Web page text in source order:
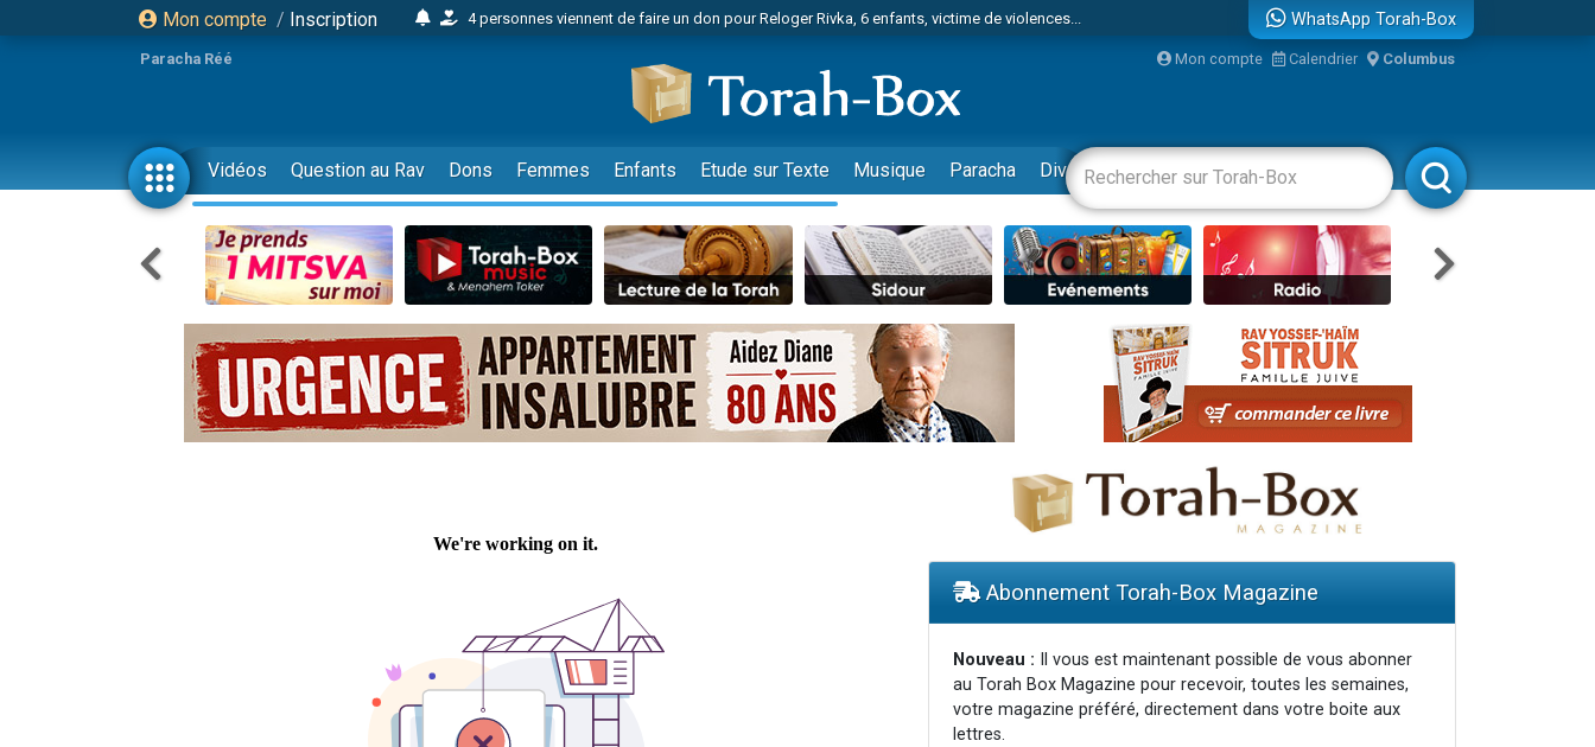
Mon compte / Inscription
4 personnes viennent de faire un don pour Reloger Rivka, 6 enfants, victime de violences...
17 personnes viennent de demander une bénédiction
4 personnes viennent de nous rejoindre sur WhatsApp
23 personnes viennent de faire un don pour Diane, 80 ans, dans un appartement insalubre
Eva vient de donner son Maasser
4 personnes viennent de nous rejoindre sur WhatsApp
3 personnes viennent de nous rejoindre sur WhatsApp
3 personnes viennent de faire un don pour 5 jours de vacances aux Orphelins
Odaya vient de donner son Maasser
13 personnes viennent de demander une bénédiction
2 personnes viennent de nous rejoindre sur WhatsApp
12 nouvelles musiques dans Torah-Box Music
2 personnes viennent de nous rejoindre sur WhatsApp
2 personnes viennent de nous rejoindre sur WhatsApp
6 personnes viennent de nous rejoindre sur WhatsApp
WhatsApp Torah-Box
Paracha Réé Mon compte Calendrier Columbus
Vidéos Question au Rav Dons Femmes Enfants Etude sur Texte Musique Paracha Divertissements Livres Rabbanim
Abonnement Torah-Box Magazine
Nouveau : Il vous est maintenant possible de vous abonner
au Torah Box Magazine pour recevoir, toutes les semaines,
votre magazine préféré, directement dans votre boite aux
lettres.